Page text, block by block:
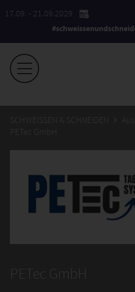
17.09. - 21.09.2029
SCHWEISSEN & SCHNEIDEN
PETec GmbH
PETec GmbH